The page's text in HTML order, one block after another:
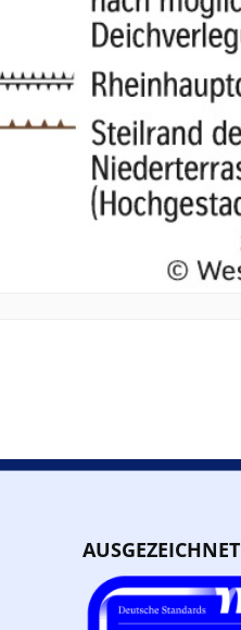
AUSGEZEICHNET